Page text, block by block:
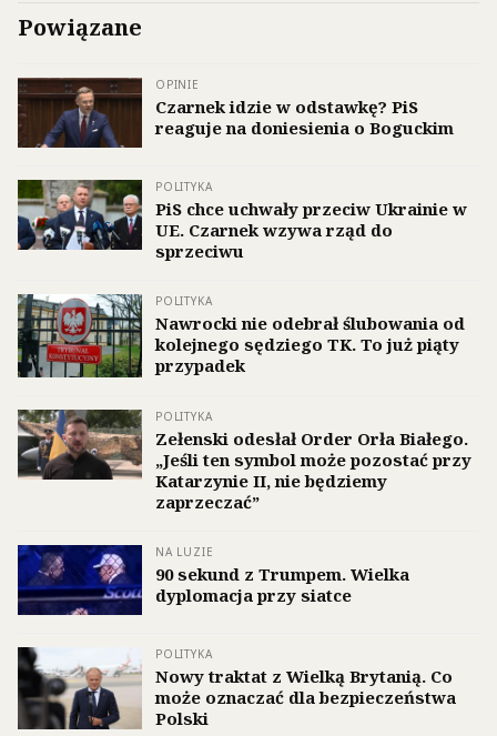
Powiązane
OPINIE
Czarnek idzie w odstawkę? PiS
reaguje na doniesienia o Boguckim
POLITYKA
PiS chce uchwały przeciw Ukrainie w
UE. Czarnek wzywa rząd do
sprzeciwu
POLITYKA
Nawrocki nie odebrał ślubowania od
kolejnego sędziego TK. To już piąty
przypadek
POLITYKA
Zełenski odesłał Order Orła Białego.
„Jeśli ten symbol może pozostać przy
Katarzynie II, nie będziemy
zaprzeczać”
NA LUZIE
90 sekund z Trumpem. Wielka
dyplomacja przy siatce
POLITYKA
Nowy traktat z Wielką Brytanią. Co
może oznaczać dla bezpieczeństwa
Polski